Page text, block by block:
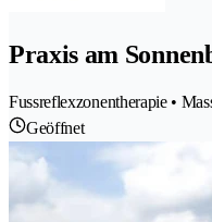
Praxis am
Fussreflexzonentherapie •
Geöffnet